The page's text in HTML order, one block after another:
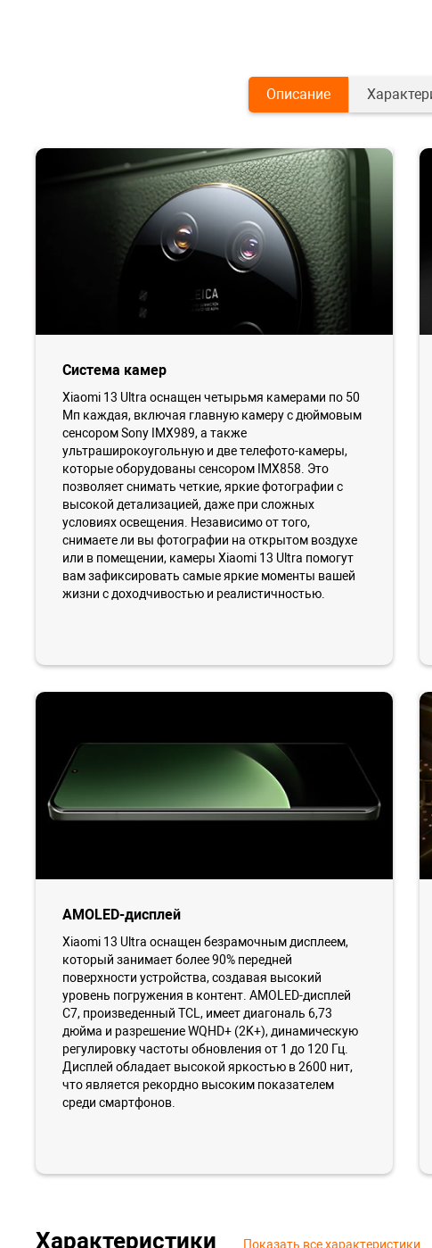
Описание
Система камер
Xiaomi 13 Ultra оснащен четырьмя камерами по 50
Мп каждая, включая главную камеру с дюймовым
сенсором Sony IMX989, а также
ультраширокоугольную и две телефото-камеры,
которые оборудованы сенсором IMX858. Это
позволяет снимать четкие, яркие фотографии с
высокой детализацией, даже при сложных
условиях освещения. Независимо от того,
снимаете ли вы фотографии на открытом воздухе
или в помещении, камеры Xiaomi 13 Ultra помогут
вам зафиксировать самые яркие моменты вашей
жизни с доходчивостью и реалистичностью.
AMOLED-дисплей
Xiaomi 13 Ultra оснащен безрамочным дисплеем,
который занимает более 90% передней
поверхности устройства, создавая высокий
уровень погружения в контент. AMOLED-дисплей
C7, произведенный TCL, имеет диагональ 6,73
дюйма и разрешение WQHD+ (2K+), динамическую
регулировку частоты обновления от 1 до 120 Гц.
Дисплей обладает высокой яркостью в 2600 нит,
что является рекордно высоким показателем
среди смартфонов.
Характеристики Показать все характеристики